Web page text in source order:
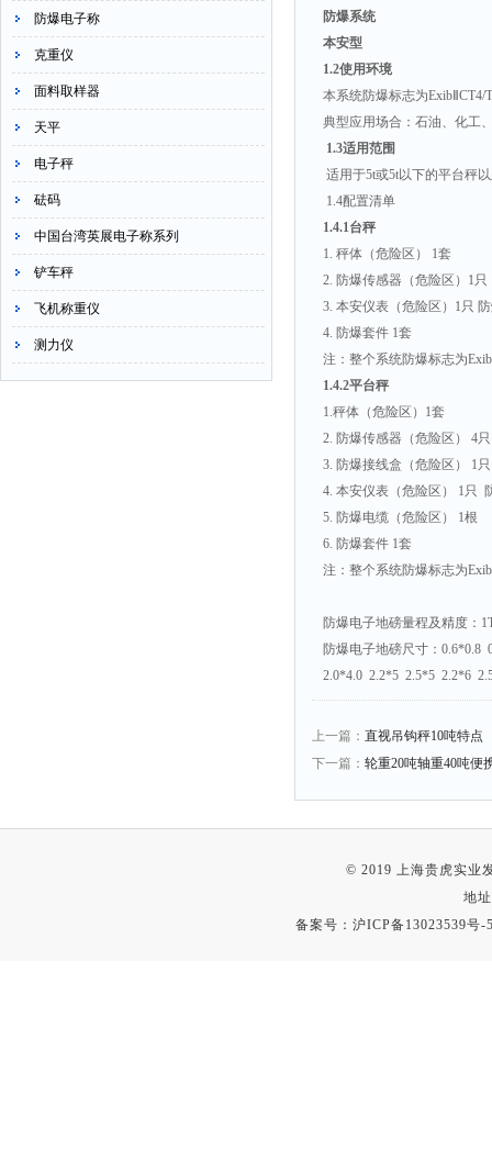
防爆电子称
克重仪
面料取样器
天平
电子秤
砝码
中国台湾英展电子称系列
铲车秤
飞机称重仪
测力仪
防爆系统
本安型
1.2使用环境
本系统防爆标志为Exib CT4/
典型应用场合：石油、化工
1.3适用范围
适用于5t或5t以下的平台秤
1.4配置清单
1.4.1台秤
1. 秤体（危险区） 1套
2. 防爆传感器（危险区） 1只
3. 本安仪表（危险区） 1只
4. 防爆套件 1套
注：整个系统防爆标志为Exib
1.4.2平台秤
1.秤体（危险区） 1套
2. 防爆传感器（危险区） 4只
3. 防爆接线盒（危险区） 1只
4. 本安仪表（危险区） 1只
5. 防爆电缆（危险区） 1根
6. 防爆套件 1套
注：整个系统防爆标志为Exib
防爆电子地磅量程及精度：
防爆电子地磅尺寸： 0.6*0.8
2.0*4.0 2.2*5 2.5*5 2.2*6
上一篇： 直视吊钩秤10吨特点
下一篇： 轮重20吨轴重40吨便
© 2019 上海贵虎实业
地
备案号：沪ICP备13023539号-